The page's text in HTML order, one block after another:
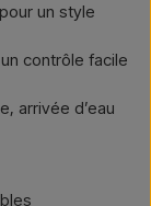
pour un style
contrôle facile
arrivée d’eau